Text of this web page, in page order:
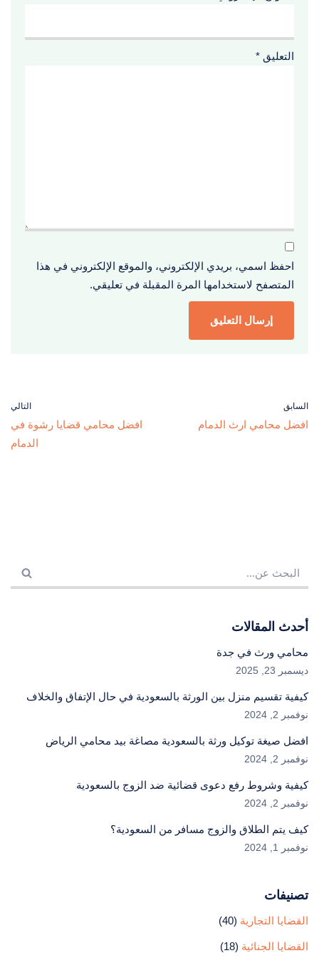
التعليق *
احفظ اسمي، بريدي الإلكتروني، والموقع الإلكتروني في هذا
المتصفح لاستخدامها المرة المقبلة في تعليقي.
السابق
افضل محامي ارث الدمام
التالي
افضل محامي قضايا رشوة في
الدمام
أحدث المقالات
محامي ورث في جدة
ديسمبر 23, 2025
كيفية تقسيم منزل بين الورثة بالسعودية في حال الإتفاق والخلاف
نوفمبر 2, 2024
افضل صيغة توكيل ورثة بالسعودية مصاغة بيد محامي الرياض
نوفمبر 2, 2024
كيفية وشروط رفع دعوى قضائية ضد الزوج بالسعودية
نوفمبر 2, 2024
كيف يتم الطلاق والزوج مسافر من السعودية؟
نوفمبر 1, 2024
تصنيفات
القضايا التجارية (40)
القضايا الجنائية (18)